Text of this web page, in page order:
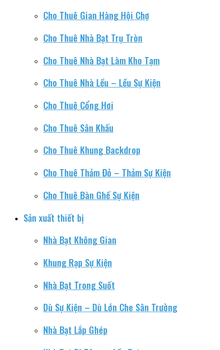
Cho Thuê Gian Hàng Hội Chợ
Cho Thuê Nhà Bạt Trụ Tròn
Cho Thuê Nhà Bạt Làm Kho Tạm
Cho Thuê Nhà Lều – Lều Sự Kiện
Cho Thuê Cổng Hơi
Cho Thuê Sân Khấu
Cho Thuê Khung Backdrop
Cho Thuê Thảm Đỏ – Thảm Sự Kiện
Cho Thuê Bàn Ghế Sự Kiện
Sản xuất thiết bị
Nhà Bạt Không Gian
Khung Rạp Sự Kiện
Nhà Bạt Trong Suốt
Dù Sự Kiện – Dù Lớn Che Sân Trường
Nhà Bạt Lắp Ghép